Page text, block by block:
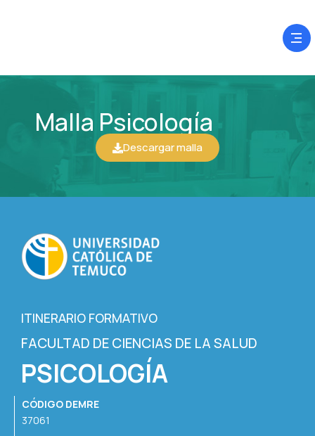
Malla Psicología
Descargar malla
ITINERARIO FORMATIVO
FACULTAD DE CIENCIAS DE LA SALUD
PSICOLOGÍA
CÓDIGO DEMRE
37061